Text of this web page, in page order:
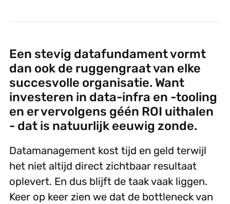
Een stevig datafundament vormt
dan ook de ruggengraat van elke
succesvolle organisatie. Want
investeren in data-infra en -tooling
en er vervolgens géén ROI uithalen
- dat is natuurlijk eeuwig zonde.
Datamanagement kost tijd en geld terwijl
het niet altijd direct zichtbaar resultaat
oplevert. En dus blijft de taak vaak liggen.
Keer op keer zien we dat de bottleneck van